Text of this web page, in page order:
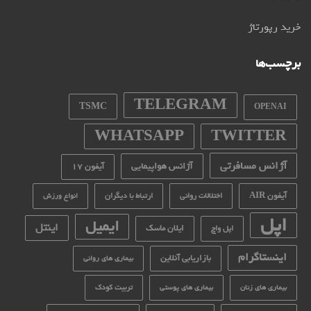
خرید رپورتاژ
برچسب‌ها
OPENAI
TELEGRAM
TSMC
TWITTER
WHATSAPP
آژانس مسافرتی آژانس هواپیمایی آیفون 17
آیفون AIR اختلالات روانی ارتباط با دیگران انواع ورزش
اپل اپل واچ ایلان ماسک ایمیل اینتل
اینستاگرام بازاریابی آنلاین بیماری های روانی
بیماری های زنان بیماری های پوستی تربیت کودک